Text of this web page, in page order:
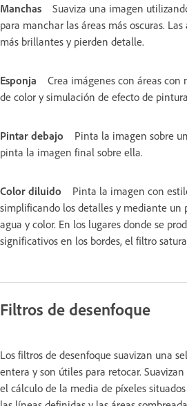
Manchas
Suaviza una imagen
para manchar las áreas más oscuras.
más brillantes y pierden detalle.
Esponja
Crea imágenes con áreas
de color y simulación de efecto de
Pintar debajo
Pinta la imagen sobre
pinta la imagen final sobre ella.
Color diluido
Pinta la imagen con
simplificando los detalles y mediante un
agua y color. En los lugares donde se
significativos en los bordes, el filtro
Filtros de desenfoque
Los filtros de desenfoque suavizan una
entera y son útiles para retocar.
el cálculo de la media de píxeles